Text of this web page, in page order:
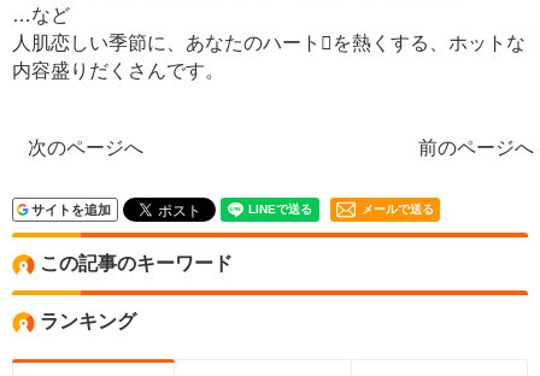
…など
人肌恋しい季節に、あなたのハートを熱くする、ホットな
内容盛りだくさんです。
次のページへ 前のページへ
サイトを追加 メールで送る
この記事のキーワード
ランキング